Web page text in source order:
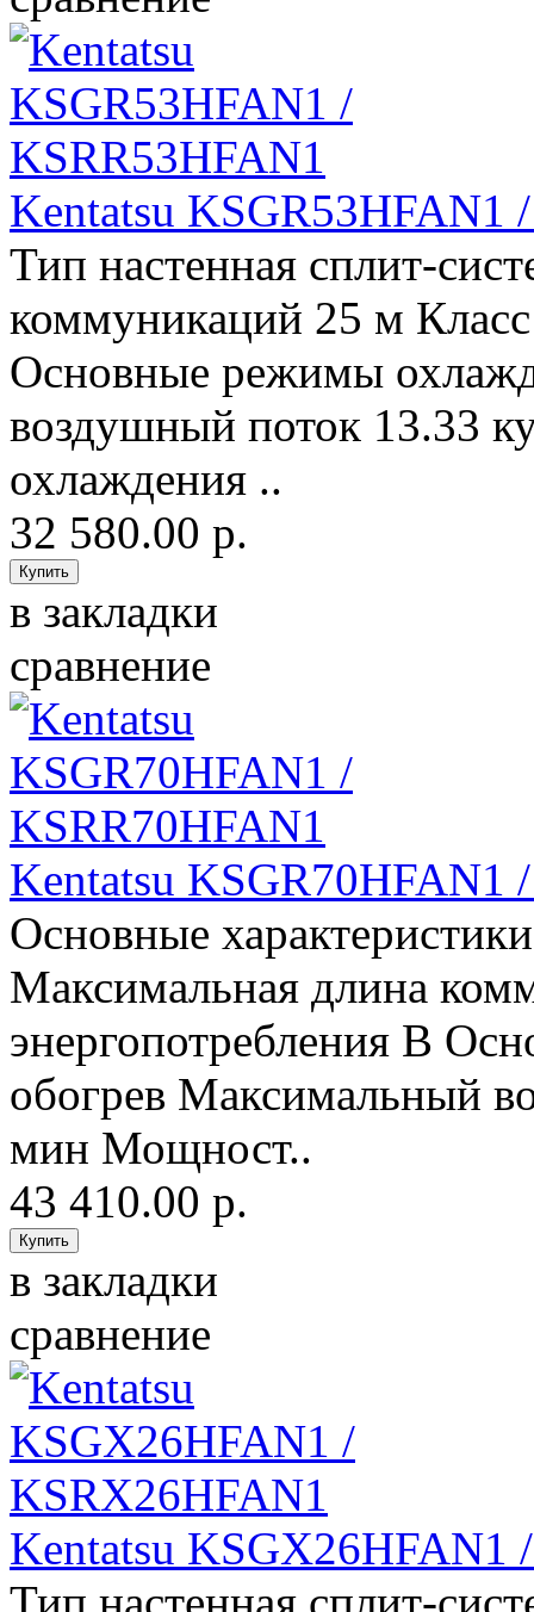
Kentatsu KSGR53HFAN1
Тип настенная сплит-
коммуникаций 25 м
Основные режимы
воздушный поток 13.33
охлаждения ..
32 580.00 р.
в закладки
сравнение
Kentatsu KSGR70HFAN1
Основные
Максимальная длина
энергопотребления B
обогрев Максимальный
мин Мощност..
43 410.00 р.
в закладки
сравнение
Kentatsu KSGX26HFAN1
Тип настенная сплит-